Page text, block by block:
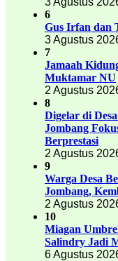
6
Gus Irfan dan
3 Agustus
7
Jamaah
Muktamar NU
2 Agustus
8
Digelar di
Jombang
Berprestasi
2 Agustus
9
Warga Desa
Jombang,
2 Agustus
10
Miagan
Salindry Jadi
6 Agustus